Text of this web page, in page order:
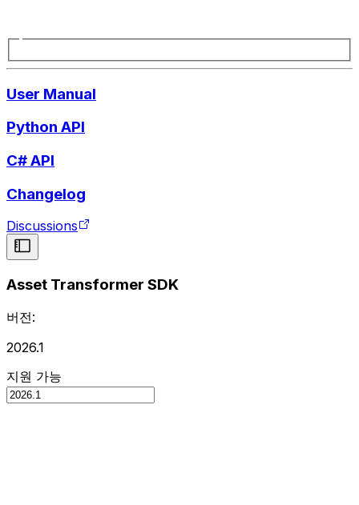
User Manual
Python API
C# API
Changelog
Discussions
Asset Transformer SDK
버전:
2026.1
지원 가능